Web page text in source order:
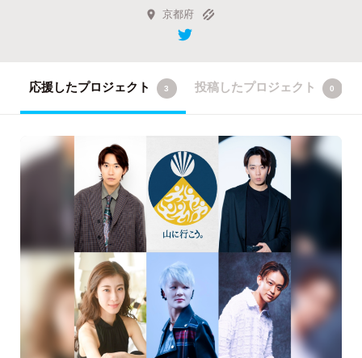
京都府
応援したプロジェクト 3 投稿したプロジェクト 0